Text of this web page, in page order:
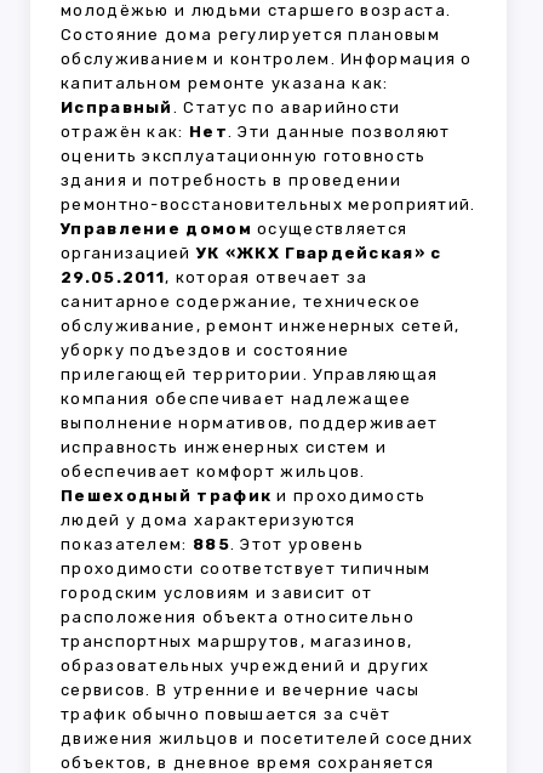
молодёжью и людьми старшего возраста.
Состояние дома регулируется плановым
обслуживанием и контролем. Информация о
капитальном ремонте указана как:
Исправный . Статус по аварийности
отражён как: Нет. Эти данные позволяют
оценить эксплуатационную готовность
здания и потребность в проведении
ремонтно-восстановительных мероприятий.
Управление домом осуществляется
организациейУК «ЖКХ Гвардейская» с
29.05.2011, которая отвечает за
санитарное содержание, техническое
обслуживание, ремонт инженерных сетей,
уборку подъездов и состояние
прилегающей территории. Управляющая
компания обеспечивает надлежащее
выполнение нормативов, поддерживает
исправность инженерных систем и
обеспечивает комфорт жильцов.
Пешеходный трафик и проходимость
людей у дома характеризуются
показателем: 885. Этот уровень
проходимости соответствует типичным
городским условиям и зависит от
расположения объекта относительно
транспортных маршрутов, магазинов,
образовательных учреждений и других
сервисов. В утренние и вечерние часы
трафик обычно повышается за счёт
движения жильцов и посетителей соседних
объектов, в дневное время сохраняется